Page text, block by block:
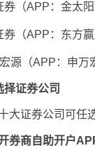
券（APP：金太阳
券（APP：东方赢
源（APP：申万
择证券公司
大证券公司可任选
券商自助开户